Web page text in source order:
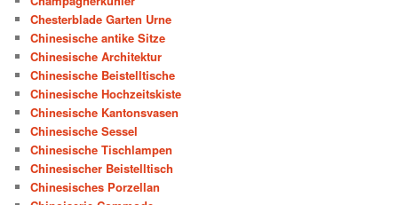
Chesterblade Garten Urne
Chinesische antike Sitze
Chinesische Architektur
Chinesische Beistelltische
Chinesische Hochzeitskiste
Chinesische Kantonsvasen
Chinesische Sessel
Chinesische Tischlampen
Chinesischer Beistelltisch
Chinesisches Porzellan